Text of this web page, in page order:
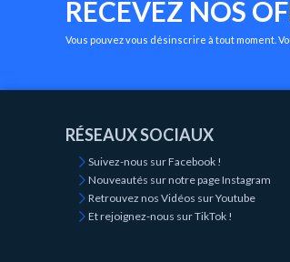
RECEVEZ NOS
Vous pouvez vous désinscrire à tout moment.
RÉSEAUX SOCIAUX
Suivez-nous sur Facebook !
Nouveautés sur notre page Instagram
Retrouvez nos Vidéos sur Youtube
Et rejoignez-nous sur TikTok !